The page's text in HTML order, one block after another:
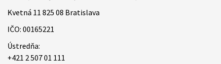
Kvetná 11 825 08 Bratislava
IČO: 00165221
Ústredňa:
+421 2 507 01 111